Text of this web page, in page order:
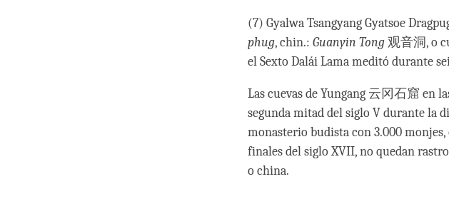
(7) Gyalwa Tsangyang Gyatsoe
phug, chin.: Guanyin Tong观音洞, o
el Sexto Dalái Lama meditó durante
Las cuevas de Yungang 云冈石窟 en
segunda mitad del siglo V durante la
monasterio budista con 3.000
finales del siglo XVII, no quedan
o china.